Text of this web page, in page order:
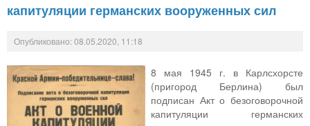
капитуляции германских вооруженных сил
Опубликовано: 08.05.2020, 11:18
8 мая 1945 г. в Карлсхорсте
(пригород Берлина) был
подписан Акт о безоговорочной
капитуляции германских